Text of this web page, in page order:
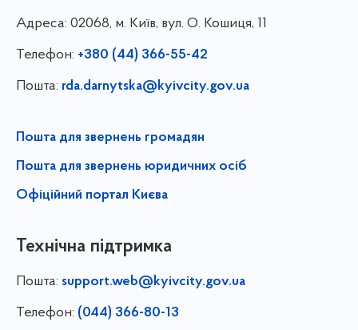
Адреса: 02068, м. Київ, вул. О. Кошиця, 11
Телефон: +380 (44) 366-55-42
Пошта: rda.darnytska@kyivcity.gov.ua
Пошта для звернень громадян
Пошта для звернень юридичних осіб
Офіційний портал Києва
Технічна підтримка
Пошта: support.web@kyivcity.gov.ua
Телефон: (044) 366-80-13